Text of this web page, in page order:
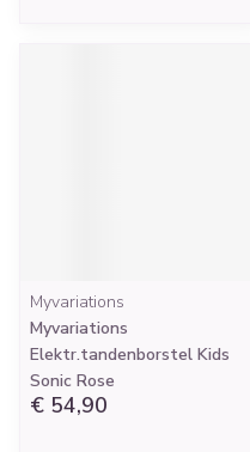
Myvariations
Myvariations
Elektr.tandenborstel Kids
Sonic Rose
€ 54,90